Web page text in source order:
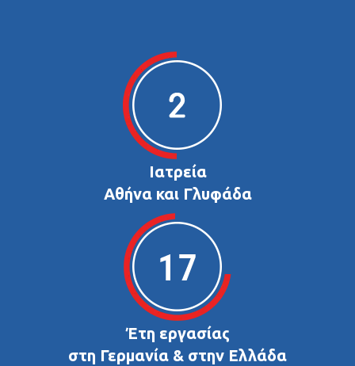
Ιατρεία
Αθήνα και Γλυφάδα
Έτη εργασίας
στη Γερμανία & στην Ελλάδα